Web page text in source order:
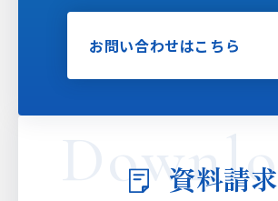
資料請求
お問い合わせはこちら